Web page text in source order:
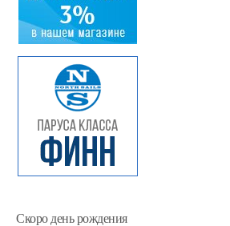
Скоро день рождения